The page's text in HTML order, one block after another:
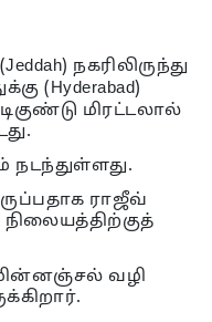
நகரிலிருந்து
(Hyderabad)
மிரட்டலால்
ராஜீவ்
வழி